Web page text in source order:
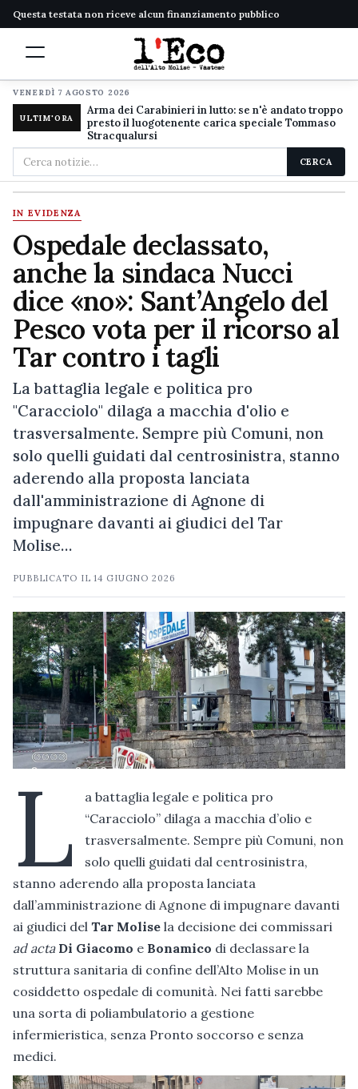
Questa testata non riceve alcun finanziamento pubblico
VENERDÌ 7 AGOSTO 2026
ULTIM'ORA
Arma dei Carabinieri in lutto: se n'è andato troppo
presto il luogotenente carica speciale Tommaso
Stracqualursi
Cerca
nel
sito
CERCA
IN EVIDENZA
Ospedale declassato,
anche la sindaca Nucci
dice «no»: Sant’Angelo del
Pesco vota per il ricorso al
Tar contro i tagli
La battaglia legale e politica pro
"Caracciolo" dilaga a macchia d'olio e
trasversalmente. Sempre più Comuni, non
solo quelli guidati dal centrosinistra, stanno
aderendo alla proposta lanciata
dall'amministrazione di Agnone di
impugnare davanti ai giudici del Tar
Molise…
PUBBLICATO IL14 GIUGNO 2026
L
a battaglia legale e politica pro
“Caracciolo” dilaga a macchia d’olio e
trasversalmente. Sempre più Comuni, non
solo quelli guidati dal centrosinistra,
stanno aderendo alla proposta lanciata
dall’amministrazione di Agnone di impugnare davanti
ai giudici del Tar Molise la decisione dei commissari
ad acta Di Giacomo e Bonamico di declassare la
struttura sanitaria di confine dell’Alto Molise in un
cosiddetto ospedale di comunità. Nei fatti sarebbe
una sorta di poliambulatorio a gestione
infermieristica, senza Pronto soccorso e senza
medici.